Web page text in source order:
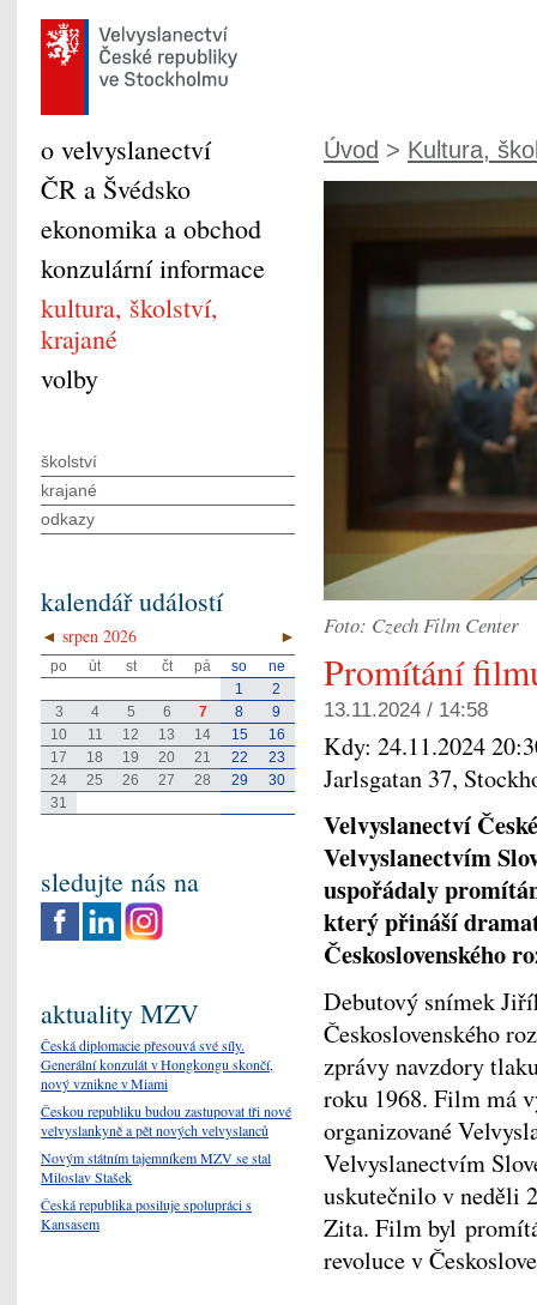
Úvod > Kultura,
Foto: Czech Film Center
Promítání
13.11.2024 / 14:58
Kdy: 24.11.2024
Jarlsgatan 37,
Velvyslanectví
Velvyslanectvím
uspořádaly
který přináší
Československého
Debutový snímek
Československého
zprávy navzdory
roku 1968. Film má
organizované
Velvyslanectvím
uskutečnilo v neděli
Zita. Film byl
revoluce v
o velvyslanectví
ČR a Švédsko
ekonomika a obchod
konzulární informace
kultura, školství,
krajané
volby
školství
krajané
odkazy
kalendář událostí
◄ ►
srpen 2026
po út st čt pá so
ne
1
2
3
4 5 6 7 8
9
10
11 12 13 14 15
16
17
18 19 20 21 22
23
24
25 26 27 28 29
30
31
sledujte nás na
aktuality MZV
Česká diplomacie přesouvá své síly.
Generální konzulát v Hongkongu skončí,
nový vznikne v Miami
Českou republiku budou zastupovat tři nové
velvyslankyně a pět nových velvyslanců
Novým státním tajemníkem MZV se stal
Miloslav Stašek
Česká republika posiluje spolupráci s
Kansasem